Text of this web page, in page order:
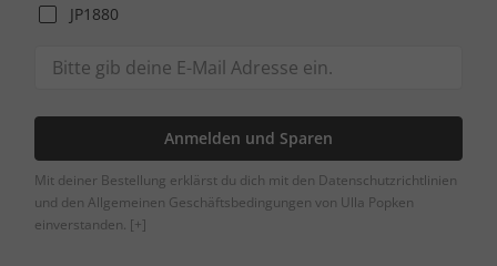
JP1880
Anmelden und Sparen
Mit deiner Bestellung erklärst du dich mit den Datenschutzrichtlinien
und den Allgemeinen Geschäftsbedingungen von Ulla Popken
einverstanden. [+]